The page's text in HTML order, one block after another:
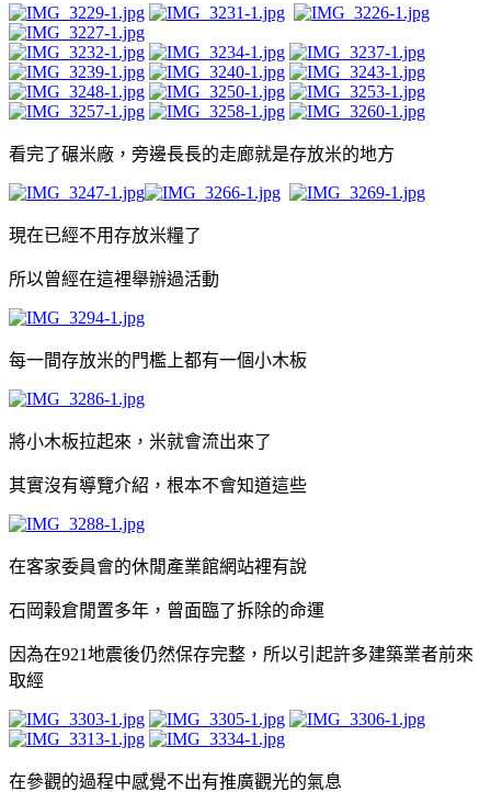
看完了碾米廠，旁邊長長的走廊就是存放米的地方
現在已經不用存放米糧了
所以曾經在這裡舉辦過活動
每一間存放米的門檻上都有一個小木板
將小木板拉起來，米就會流出來了
其實沒有導覽介紹，根本不會知道這些
在客家委員會的休閒產業館網站裡有說
石岡榖倉閒置多年，曾面臨了拆除的命運
因為在921地震後仍然保存完整，所以引起許多建築業者前來
取經
在參觀的過程中感覺不出有推廣觀光的氣息